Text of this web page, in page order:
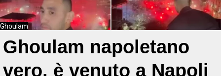
Ghoulam
Ghoulam napoletano
vero, è venuto a Napoli